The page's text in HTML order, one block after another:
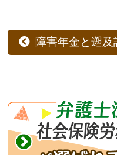
障害年金と遡